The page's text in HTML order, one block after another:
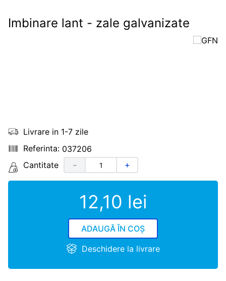
Imbinare lant - zale galvanizate
Livrare in 1-7 zile
037206
Cantitate
＋
－
12,10 lei
ADAUGĂ ÎN COȘ
Deschidere la livrare